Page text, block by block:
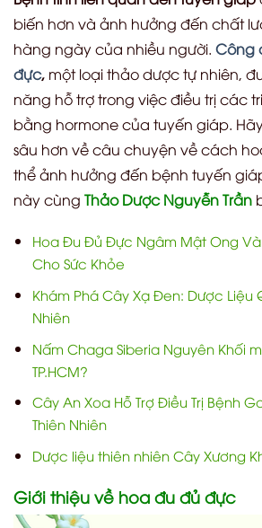
biến hơn và ảnh hưởng đến chất
hàng ngày của nhiều người. Công
đực, một loại thảo dược tự nhiên,
năng hỗ trợ trong việc điều trị các
bằng hormone của tuyến giáp.
sâu hơn về câu chuyện về cách
thể ảnh hưởng đến bệnh tuyến
này cùng Thảo Dược Nguyễn Trần
Hoa Đu Đủ Đực Ngâm Mật Ong
Cho Sức Khỏe
Khám Phá Cây Xạ Đen: Dược Liệu
Nhiên
Nấm Chaga Siberia Nguyên Khối
TP.HCM?
Cây An Xoa Hỗ Trợ Điều Trị Bệnh
Thiên Nhiên
Dược liệu thiên nhiên Cây Xương
Giới thiệu về hoa đu đủ đực